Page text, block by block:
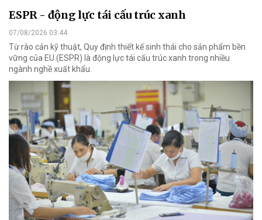
ESPR - động lực tái cấu trúc xanh
07/08/2026 03:44
Từ rào cản kỹ thuật, Quy định thiết kế sinh thái cho sản phẩm bền
vững của EU (ESPR) là động lực tái cấu trúc xanh trong nhiều
ngành nghề xuất khẩu.